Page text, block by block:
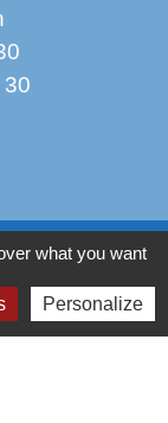
what you want
Personalize